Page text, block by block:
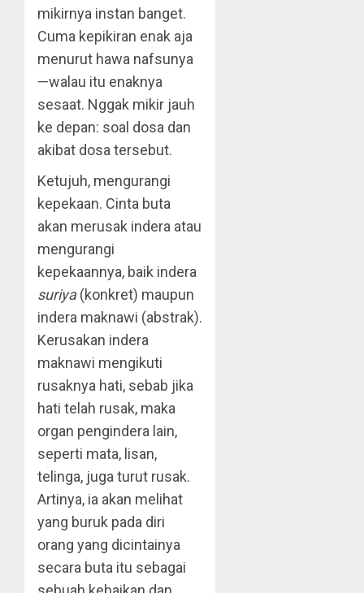
mikirnya instan banget.
Cuma kepikiran enak aja
menurut hawa nafsunya
—walau itu enaknya
sesaat. Nggak mikir jauh
ke depan: soal dosa dan
akibat dosa tersebut.
Ketujuh, mengurangi
kepekaan. Cinta buta
akan merusak indera atau
mengurangi
kepekaannya, baik indera
suriya(konkret) maupun
indera maknawi (abstrak).
Kerusakan indera
maknawi mengikuti
rusaknya hati, sebab jika
hati telah rusak, maka
organ pengindera lain,
seperti mata, lisan,
telinga, juga turut rusak.
Artinya, ia akan melihat
yang buruk pada diri
orang yang dicintainya
secara buta itu sebagai